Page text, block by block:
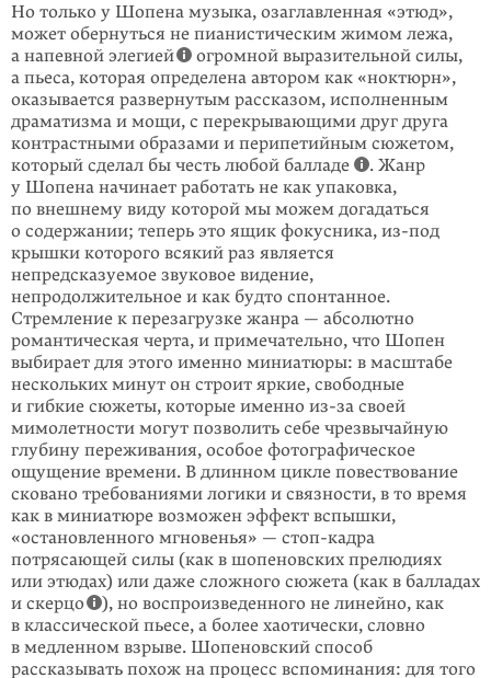
Но только у Шопена музыка, озаглавленная «этюд»,
может обернуться не пианистическим жимом лежа,
а напевной элегией
огромной вырази­тельной силы,
а пьеса, которая определена автором как «ноктюрн»,
оказы­вается развернутым рассказом, исполненным
драматизма и мощи, с перекры­вающими друг друга
контрастными образами и перипетийным сюжетом,
который сделал бы честь любой балладе
. Жанр
у Шопена начинает работать не как упаковка,
по внешнему виду которой мы можем догадаться
о содержа­нии; теперь это ящик фокусника, из-под
крышки которого всякий раз является
непредсказуемое звуковое видение,
непродолжительное и как будто спонтан­ное.
Стремление к перезагрузке жанра — абсолютно
романтическая черта, и примечательно, что Шопен
выбирает для этого именно миниатюры: в масштабе
нескольких минут он строит яркие, свободные
и гибкие сюжеты, которые именно из-за своей
мимолетности могут позволить себе чрезвычай­ную
глубину переживания, особое фотографическое
ощущение времени. В длинном цикле повествование
сковано требованиями логики и связности, в то время
как в миниатюре возможен эффект вспышки,
«остановленного мгновенья» — стоп-кадра
потрясающей силы (как в шопеновских прелюдиях
или этюдах) или даже сложного сюжета (как в балладах
и скерцо
), но воспроиз­веденного не линейно, как
в классической пьесе, а более хаотически, словно
в медленном взрыве. Шопеновский способ
рассказывать похож на процесс вспоминания: для того